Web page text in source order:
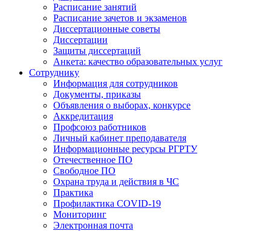
Расписание занятий
Расписание зачетов и экзаменов
Диссертационные советы
Диссертации
Защиты диссертаций
Анкета: качество образовательных услуг
Сотруднику
Информация для сотрудников
Документы, приказы
Объявления о выборах, конкурсе
Аккредитация
Профсоюз работников
Личный кабинет преподавателя
Информационные ресурсы РГРТУ
Отечественное ПО
Свободное ПО
Охрана труда и действия в ЧС
Практика
Профилактика COVID-19
Мониторинг
Электронная почта